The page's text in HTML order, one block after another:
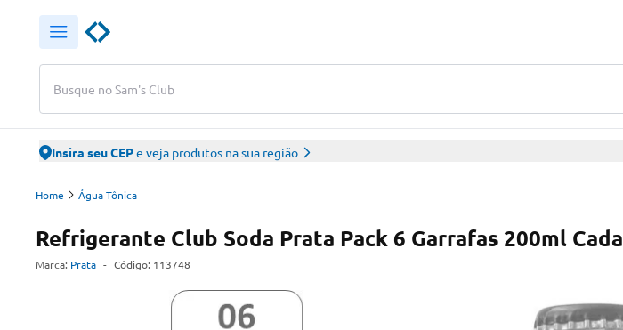
Busque no Sam's Club
Insira seu CEPe veja produtos na sua região
Home Água Tônica
Refrigerante Club Soda Prata Pack 6 Garrafas 200ml Cada
Marca: Prata - Código: 113748